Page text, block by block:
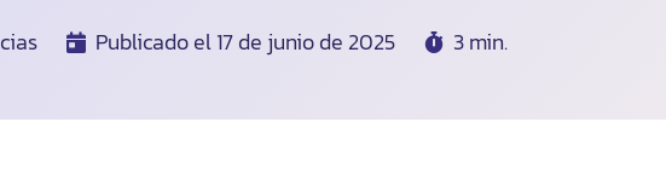
Publicado el 17 de junio de 2025 3 min.